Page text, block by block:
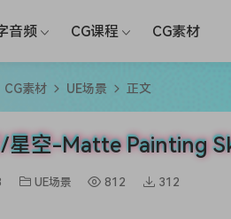
音频 CG课程 CG素材
CG素材 UE场景 正文
星空-Matte Painting
UE场景 812 312